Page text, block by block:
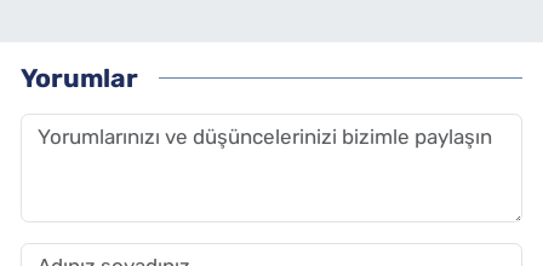
Yorumlar